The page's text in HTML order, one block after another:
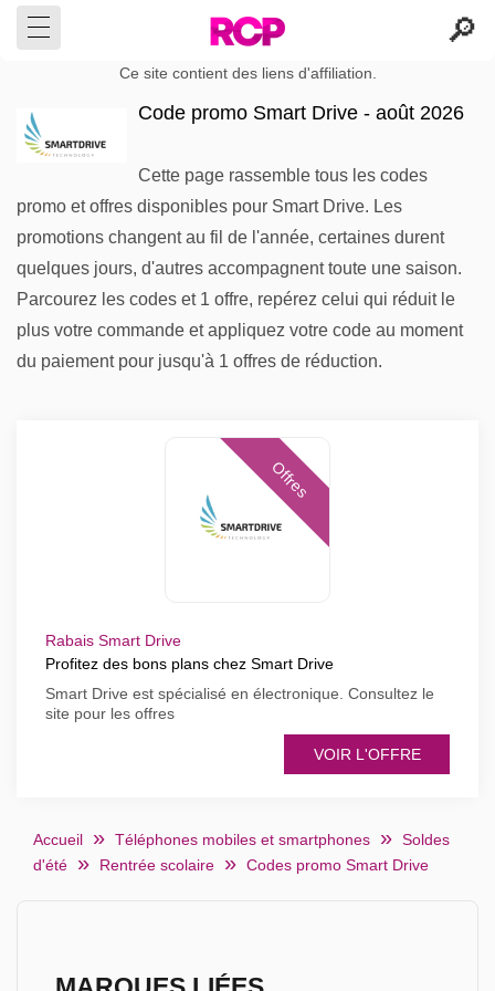
Ce site contient des liens d'affiliation.
Code promo Smart Drive - août 2026
Cette page rassemble tous les codes
promo et offres disponibles pour Smart Drive. Les
promotions changent au fil de l'année, certaines durent
quelques jours, d'autres accompagnent toute une saison.
Parcourez les codes et 1 offre, repérez celui qui réduit le
plus votre commande et appliquez votre code au moment
du paiement pour jusqu'à 1 offres de réduction.
Offres
Rabais Smart Drive
Profitez des bons plans chez Smart Drive
Smart Drive est spécialisé en électronique. Consultez le
site pour les offres
VOIR L'OFFRE
Accueil Téléphones mobiles et smartphones
Soldes
d'été
Rentrée scolaire Codes promo Smart Drive